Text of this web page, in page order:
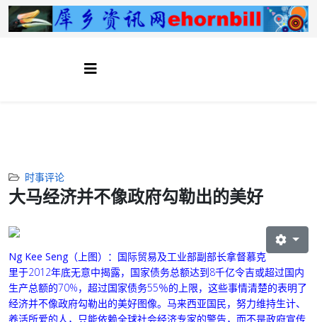
时事评论
大马经济并不像政府勾勒出的美好
Ng Kee Seng（上图） ： 国际贸易及工业部副部长拿督慕克
里于2012年底无意中揭露，国家债务总额达到8千亿令吉或超过国内
生产总额的70%，超过国家债务55％的上限，这些事情清楚的表明了
经济并不像政府勾勒出的美好图像。 马来西亚国民，努力维持生计、
养活所爱的人，只能依赖全球社会经济专家的警告，而不是政府宣传